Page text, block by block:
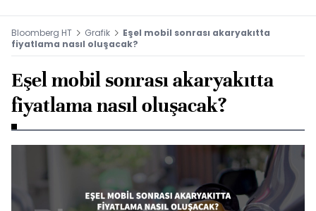
Bloomberg HT Grafik
Eşel mobil sonrası akaryakıtta
fiyatlama nasıl oluşacak?
Eşel mobil sonrası akaryakıtta
fiyatlama nasıl oluşacak?